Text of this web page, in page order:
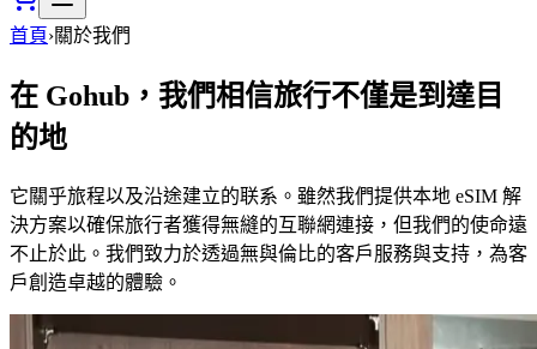
首頁›關於我們
在 Gohub，我們相信旅行不僅是到達目
的地
它關乎旅程以及沿途建立的联系。雖然我們提供本地 eSIM 解
決方案以確保旅行者獲得無縫的互聯網連接，但我們的使命遠
不止於此。我們致力於透過無與倫比的客戶服務與支持，為客
戶創造卓越的體驗。